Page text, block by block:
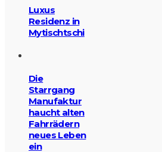
Luxus
Residenz in
Mytischtschi
Die
Starrgang
Manufaktur
haucht alten
Fahrrädern
neues Leben
ein